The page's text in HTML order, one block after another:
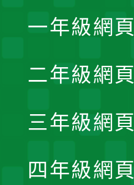
一年級網頁
二年級網頁
三年級網頁
四年級網頁